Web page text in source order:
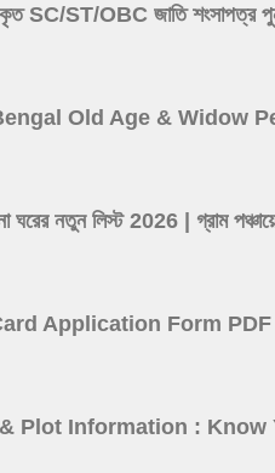
ST/OBC জাতি শংসাপত্র
West Bengal Old Age &
নতুন লিস্ট 2026 | গ্রাম
Card Application Form
& Plot Information :